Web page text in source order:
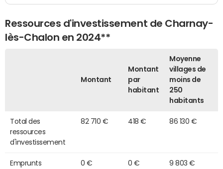
Ressources d'investissement de Charnay-
lès-Chalon en 2024**
Montant
Montant
par
habitant
Moyenne
villages de
moins de
250
habitants
Total des
ressources
d'investissement
82 710 € 418 € 86 130 €
Emprunts
0 € 0 € 9 803 €